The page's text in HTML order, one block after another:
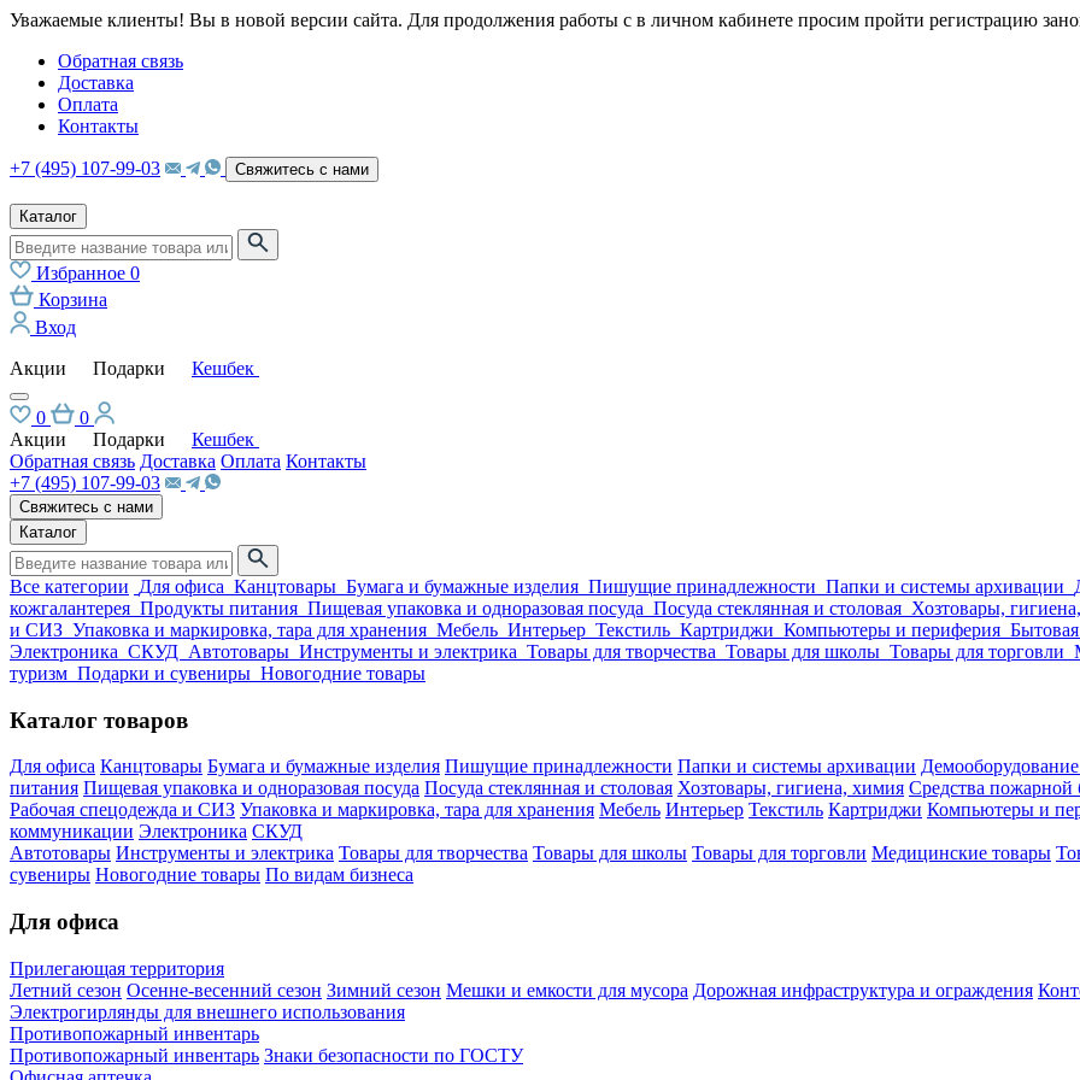
Уважаемые клиенты! Вы в новой версии сайта. Для продолжения работы с в личном кабинете просим пройти регистрацию
Обратная связь
Доставка
Оплата
Контакты
+7 (495) 107-99-03 Свяжитесь с нами
Каталог
Избранное 0
Корзина
Вход
Акции
Подарки Кешбек
0
0
Акции
Подарки
Кешбек
Обратная связь Доставка Оплата Контакты
+7 (495) 107-99-03
Свяжитесь с нами
Каталог
Все категории Для офиса Канцтовары Бумага и бумажные изделия Пишущие принадлежности Папки и системы архивации
кожгалантерея Продукты питания Пищевая упаковка и одноразовая посуда Посуда стеклянная и столовая Хозтовары,
и СИЗ Упаковка и маркировка, тара для хранения Мебель Интерьер Текстиль Картриджи Компьютеры и периферия
Электроника СКУД Автотовары Инструменты и электрика Товары для творчества Товары для школы Товары для торговли
туризм Подарки и сувениры Новогодние товары
Каталог товаров
Для офиса Канцтовары Бумага и бумажные изделия Пишущие принадлежности Папки и системы архивации
питания Пищевая упаковка и одноразовая посуда Посуда стеклянная и столовая Хозтовары, гигиена, химия Средства пожарной
Рабочая спецодежда и СИЗ Упаковка и маркировка, тара для хранения Мебель Интерьер Текстиль Картриджи Компьютеры и
коммуникации Электроника СКУД
Автотовары Инструменты и электрика Товары для творчества Товары для школы Товары для торговли Медицинские товары
сувениры Новогодние товары По видам бизнеса
Для офиса
Прилегающая территория
Летний сезон Осенне-весенний сезон Зимний сезон Мешки и емкости для мусора Дорожная инфраструктура и ограждения
Электрогирлянды для внешнего использования
Противопожарный инвентарь
Противопожарный инвентарь Знаки безопасности по ГОСТУ